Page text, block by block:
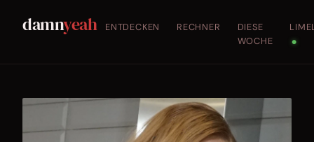
damnyeah ENTDECKEN RECHNER
DIESE
WOCHE
●